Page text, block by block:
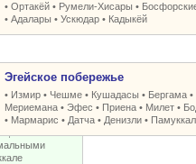
старыми и
•Ортакёй • Румели-Xисары •
•Адалары •Ускюдар • Кадыкёй
Эгейского
бухтами,
отличными
античными
Эгейское побережье
• Измир • Чешме • Кушадасы • Бергама •
Мериемана •Эфес • Приена • Милет •
• Мармарис • Датча • Денизли •